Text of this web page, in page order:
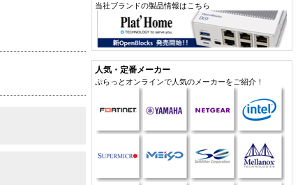
当社ブランドの製品情報はこちら
人気・定番メーカー
ぷらっとオンラインで人気のメーカーをご紹介！